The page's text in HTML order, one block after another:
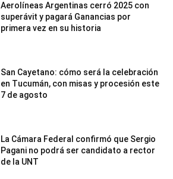
Aerolíneas Argentinas cerró 2025 con
superávit y pagará Ganancias por
primera vez en su historia
San Cayetano: cómo será la celebración
en Tucumán, con misas y procesión este
7 de agosto
La Cámara Federal confirmó que Sergio
Pagani no podrá ser candidato a rector
de la UNT